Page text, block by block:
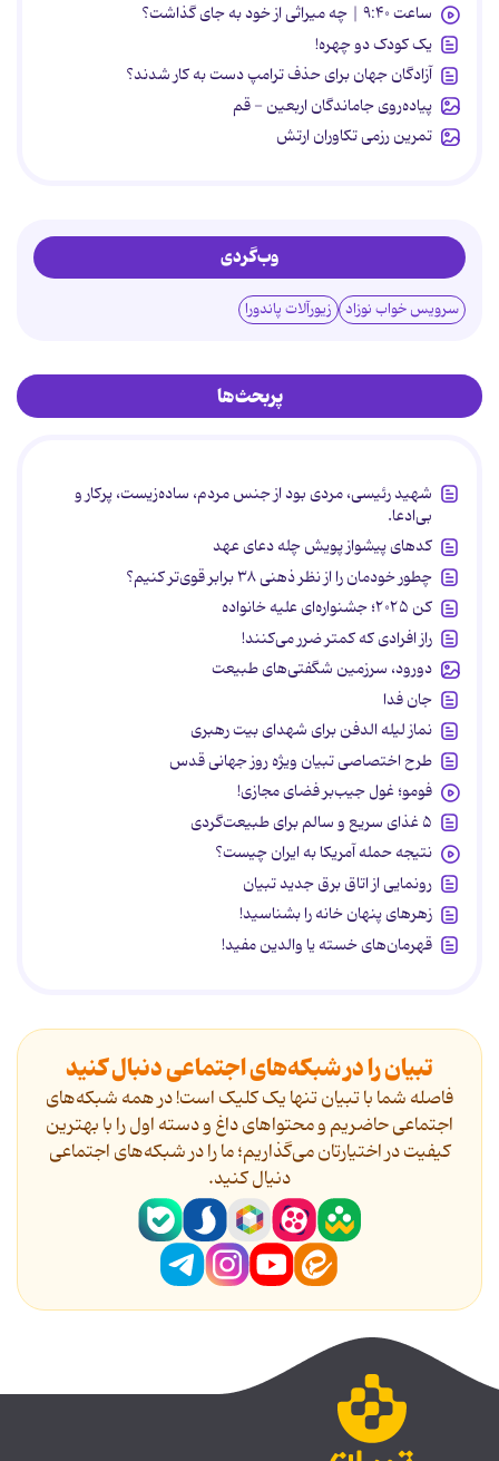
ساعت ۹:۴۰ | چه میراثی از خود به جای گذاشت؟
یک کودک دو چهره!
آزادگان جهان برای حذف ترامپ دست به کار شدند؟
پیاده‌روی جاماندگان اربعین - قم
تمرین رزمی تکاوران ارتش
وب‌گردی
سرویس خواب نوزاد زیورآلات پاندورا
پربحث‌ها
شهید رئیسی، مردی بود از جنس مردم، ساده‌زیست، پرکار و
بی‌ادعا.
کدهای پیشواز پویش چله دعای عهد
چطور خودمان را از نظر ذهنی ۳۸ برابر قوی‌تر کنیم؟
کن ۲۰۲۵؛ جشنواره‌ای علیه خانواده
راز افرادی که کمتر ضرر می‌کنند!
دورود، سرزمین شگفتی‌های طبیعت
جان فدا
نماز لیله الدفن برای شهدای بیت رهبری
طرح اختصاصی تبیان ویژه روز جهانی قدس
فومو؛ غول جیب‌بر فضای مجازی!
۵ غذای سریع و سالم برای طبیعت‌گردی
نتیجه حمله آمریکا به ایران چیست؟
رونمایی از اتاق برق جدید تبیان
زهرهای پنهان خانه را بشناسید!
قهرمان‌های خسته یا والدین مفید!
تبیان را در شبکه‌های اجتماعی دنبال کنید
فاصله شما با تبیان تنها یک کلیک است! در همه شبکه‌های
اجتماعی حاضریم و محتواهای داغ و دسته اول را با بهترین
کیفیت در اختیارتان می‌گذاریم؛ ما را در شبکه‌های اجتماعی
دنیال کنید.